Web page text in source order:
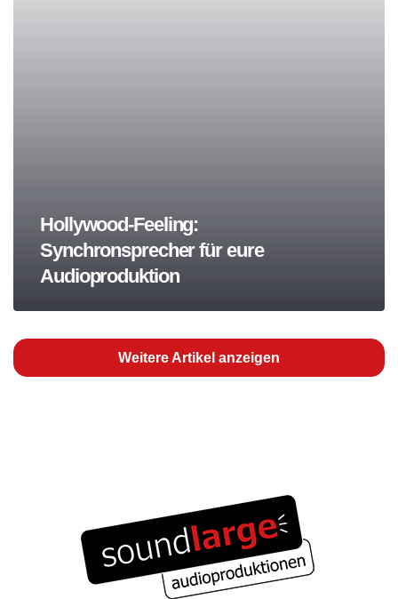
Hollywood-Feeling:
Synchronsprecher für eure
Audioproduktion
Weitere Artikel anzeigen